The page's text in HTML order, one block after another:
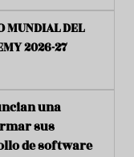
MUNDIAL DEL
2026-27
una
sus
de software